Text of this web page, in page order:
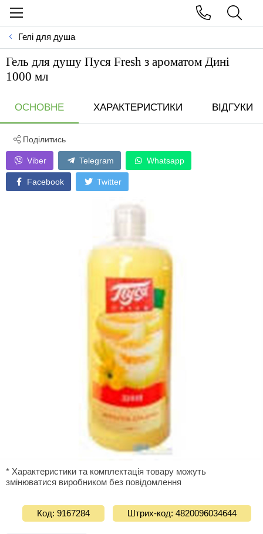
Гелі для душа
Гель для душу Пуся Fresh з ароматом Дині
1000 мл
ОСНОВНЕ ХАРАКТЕРИСТИКИ ВІДГУКИ
Поділитись
Viber Telegram Whatsapp
Facebook Twitter
* Характеристики та комплектація товару можуть
змінюватися виробником без повідомлення
Код: 9167284 Штрих-код: 4820096034644